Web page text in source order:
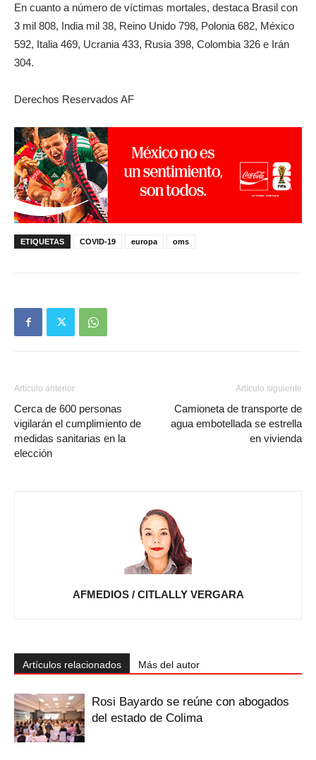
En cuanto a número de víctimas mortales, destaca Brasil con
3 mil 808, India mil 38, Reino Unido 798, Polonia 682, México
592, Italia 469, Ucrania 433, Rusia 398, Colombia 326 e Irán
304.
Derechos Reservados AF
ETIQUETAS COVID-19 europa oms
Artículo anterior
Cerca de 600 personas
vigilarán el cumplimiento de
medidas sanitarias en la
elección
Artículo siguiente
Camioneta de transporte de
agua embotellada se estrella
en vivienda
AFMEDIOS / CITLALLY VERGARA
Artículos relacionados Más del autor
Rosi Bayardo se reúne con abogados
del estado de Colima